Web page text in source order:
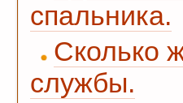
спальника.
Сколько
службы.